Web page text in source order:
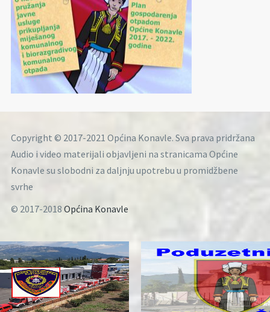
Copyright © 2017-2021 Općina Konavle. Sva prava pridržana
Audio i video materijali objavljeni na stranicama Općine
Konavle su slobodni za daljnju upotrebu u promidžbene
svrhe
© 2017-2018 Općina Konavle